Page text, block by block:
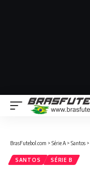
BrasFutebol.com > Série A > Santos >
SANTOS SÉRIE B